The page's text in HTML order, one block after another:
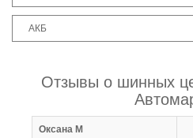
АКБ
Отзывы о шинных
Оксана М